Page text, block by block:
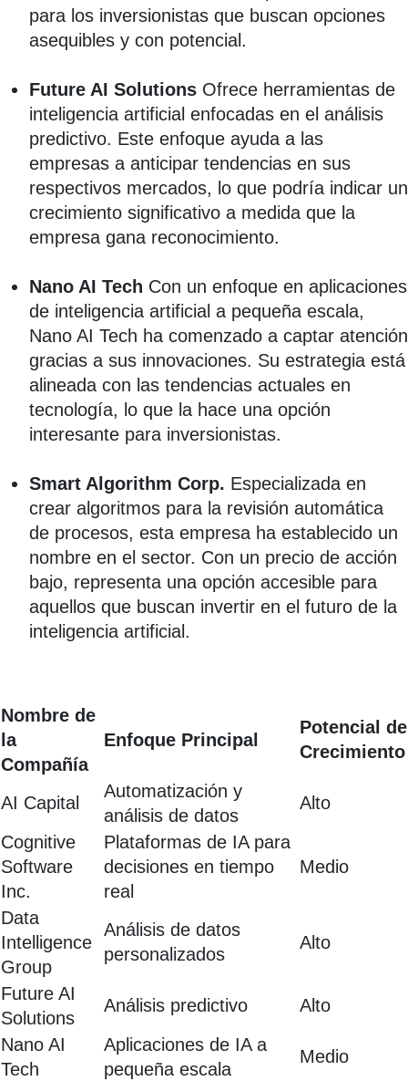
para los inversionistas que buscan opciones
asequibles y con potencial.
Future AI Solutions Ofrece herramientas de
inteligencia artificial enfocadas en el análisis
predictivo. Este enfoque ayuda a las
empresas a anticipar tendencias en sus
respectivos mercados, lo que podría indicar un
crecimiento significativo a medida que la
empresa gana reconocimiento.
Nano AI Tech Con un enfoque en aplicaciones
de inteligencia artificial a pequeña escala,
Nano AI Tech ha comenzado a captar atención
gracias a sus innovaciones. Su estrategia está
alineada con las tendencias actuales en
tecnología, lo que la hace una opción
interesante para inversionistas.
Smart Algorithm Corp. Especializada en
crear algoritmos para la revisión automática
de procesos, esta empresa ha establecido un
nombre en el sector. Con un precio de acción
bajo, representa una opción accesible para
aquellos que buscan invertir en el futuro de la
inteligencia artificial.
Nombre de
la
Compañía
Enfoque Principal
Potencial de
Crecimiento
AI Capital
Automatización y
análisis de datos
Alto
Cognitive
Software
Inc.
Plataformas de IA para
decisiones en tiempo
real
Medio
Data
Intelligence
Group
Análisis de datos
personalizados
Alto
Future AI
Solutions
Análisis predictivo
Alto
Nano AI
Tech
Aplicaciones de IA a
pequeña escala
Medio